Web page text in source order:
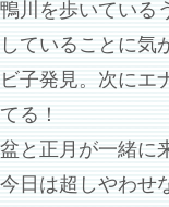
鴨川を歩いている
していることに気
ビ子発見。次にエ
てる！
盆と正月が一緒に
今日は超しやわせ